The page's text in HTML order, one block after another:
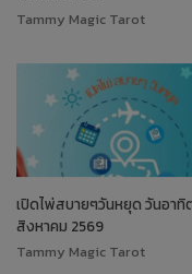
Tammy Magic Tarot
เปิดไพ่สบายๆวันหยุด วันอาทิ
สิงหาคม 2569
Tammy Magic Tarot